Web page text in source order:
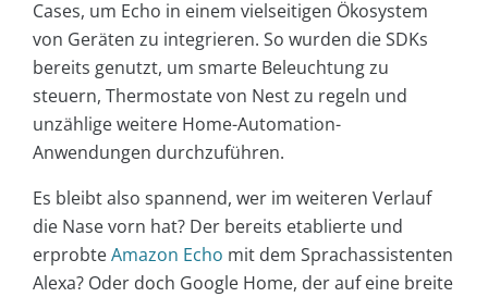
Cases, um Echo in einem vielseitigen Ökosystem
von Geräten zu integrieren. So wurden die SDKs
bereits genutzt, um smarte Beleuchtung zu
steuern, Thermostate von Nest zu regeln und
unzählige weitere Home-Automation-
Anwendungen durchzuführen.
Es bleibt also spannend, wer im weiteren Verlauf
die Nase vorn hat? Der bereits etablierte und
erprobteAmazon Echo mit dem Sprachassistenten
Alexa? Oder doch Google Home, der auf eine breite